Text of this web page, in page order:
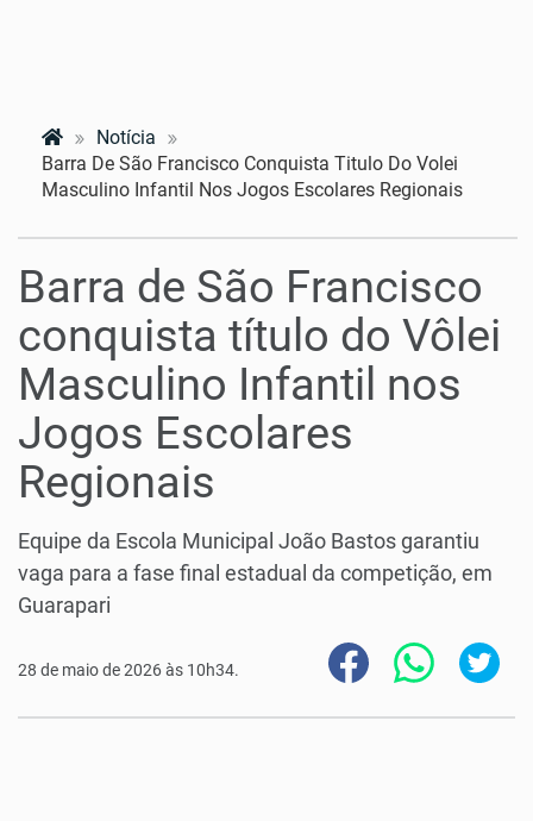
Notícia
Barra De São Francisco Conquista Titulo Do Volei
Masculino Infantil Nos Jogos Escolares Regionais
Barra de São Francisco
conquista título do Vôlei
Masculino Infantil nos
Jogos Escolares
Regionais
Equipe da Escola Municipal João Bastos garantiu
vaga para a fase final estadual da competição, em
Guarapari
28 de maio de 2026 às 10h34.